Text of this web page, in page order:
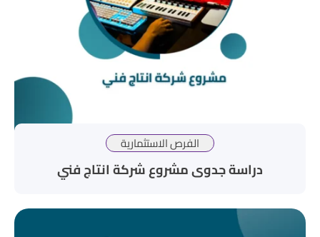
الفرص الاستثمارية
دراسة جدوى مشروع شركة انتاج فني